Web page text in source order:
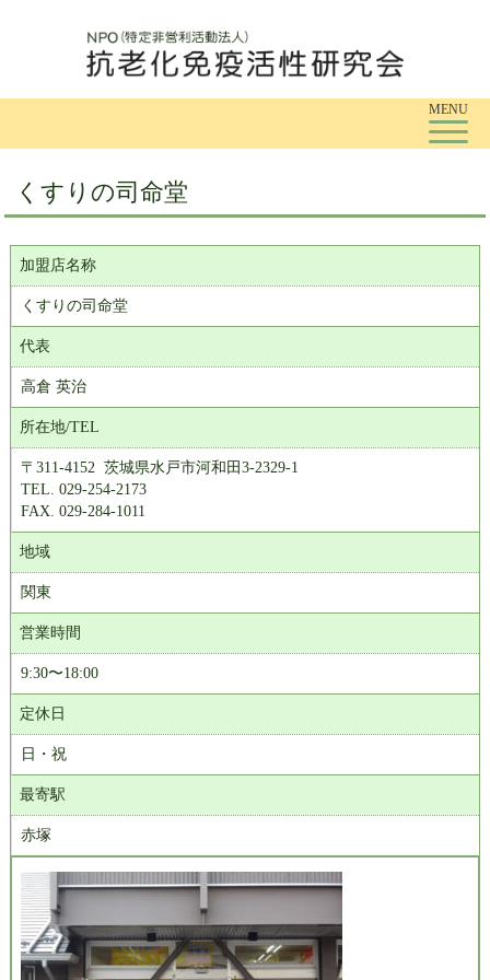
MENU
くすりの司命堂
加盟店名称
くすりの司命堂
代表
高倉 英治
所在地/TEL
〒311-4152 茨城県水戸市河和田3-2329-1
TEL. 029-254-2173
FAX. 029-284-1011
地域
関東
営業時間
9:30〜18:00
定休日
日・祝
最寄駅
赤塚